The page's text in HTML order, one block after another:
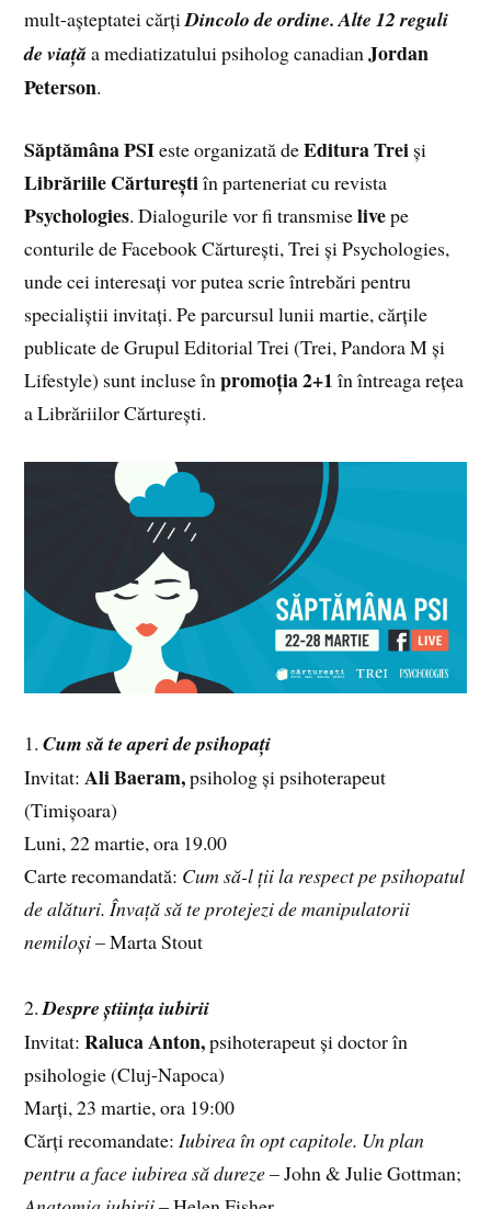
mult-așteptatei cărțiDincolo de ordine. Alte 12 reguli
de viață a mediatizatului psiholog canadianJordan
Peterson.
Săptămâna PSIeste organizată deEditura Trei și
Librăriile Cărtureștiîn parteneriat cu revista
Psychologies. Dialogurile vor fi transmiselivepe
conturile de Facebook Cărturești, Trei și Psychologies,
unde cei interesați vor putea scrie întrebări pentru
specialiștii invitați. Pe parcursul lunii martie, cărțile
publicate de Grupul Editorial Trei (Trei, Pandora M și
Lifestyle) sunt incluse înpromoția 2+1 în întreaga rețea
a Librăriilor Cărturești.
1.Cum să te aperi de psihopați
Invitat: Ali Baeram,psiholog și psihoterapeut
(Timișoara)
Luni, 22 martie, ora 19.00
Carte recomandată: Cum să-l ții la respect pe psihopatul
de alături. Învață să te protejezi de manipulatorii
nemiloși– Marta Stout
2.Despre știința iubirii
Invitat:Raluca Anton,psihoterapeut și doctor în
psihologie (Cluj-Napoca)
Marți, 23 martie, ora 19:00
Cărți recomandate: Iubirea în opt capitole. Un plan
pentru a face iubirea să dureze– John & Julie Gottman;